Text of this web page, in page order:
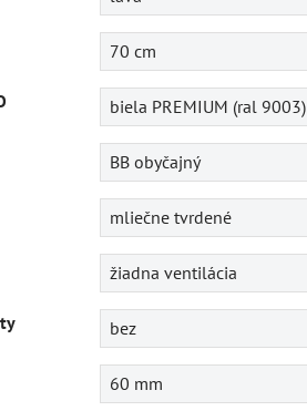
70 cm
biela PREMIUM (ral 9003)
BB obyčajný
mliečne tvrdené
žiadna ventilácia
bez
60 mm